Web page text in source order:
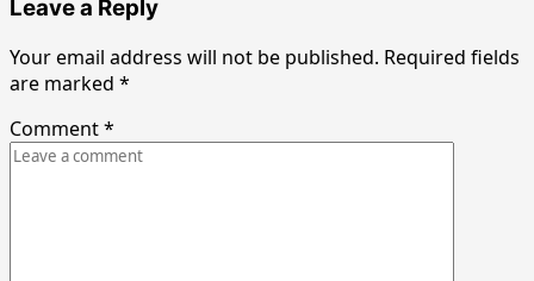
Leave a Reply
Your email address will not be published. Required fields
are marked *
Comment*